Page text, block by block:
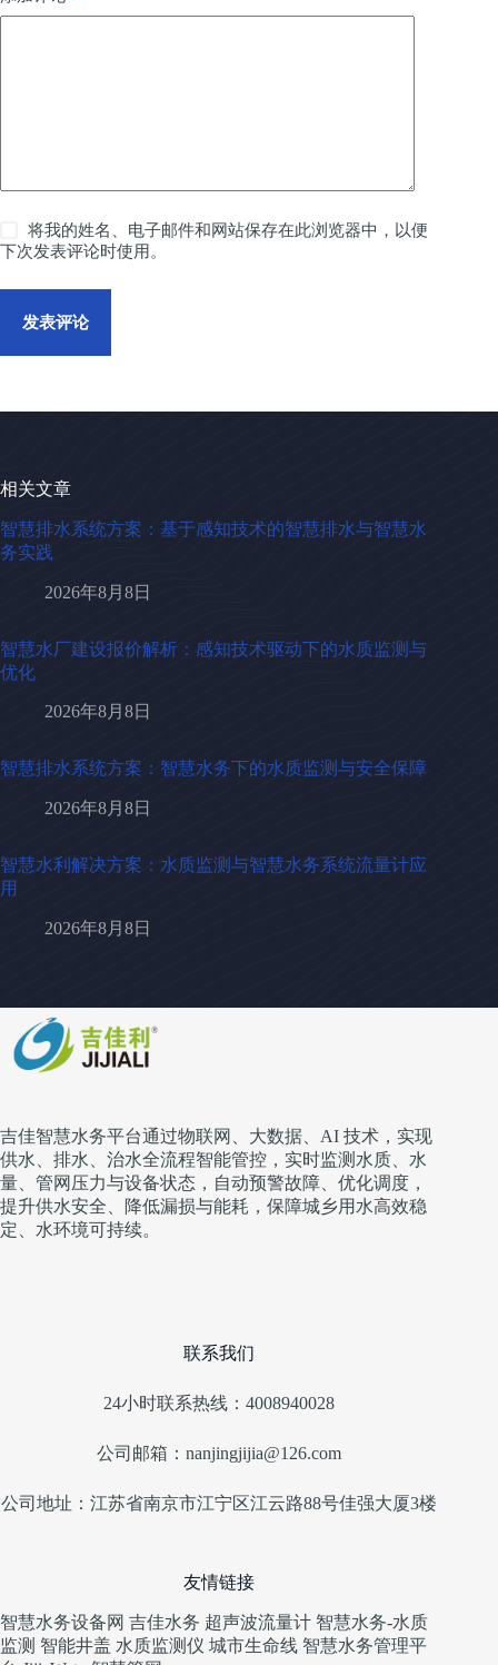
将我的姓名、电子邮件和网站保存在此浏览器中，以便
下次发表评论时使用。
发表评论
相关文章
智慧排水系统方案：基于感知技术的智慧排水与智慧水
务实践
2026年8月8日
智慧水厂建设报价解析：感知技术驱动下的水质监测与
优化
2026年8月8日
智慧排水系统方案：智慧水务下的水质监测与安全保障
2026年8月8日
智慧水利解决方案：水质监测与智慧水务系统流量计应
用
2026年8月8日
吉佳智慧水务平台通过物联网、大数据、AI 技术，实现
供水、排水、治水全流程智能管控，实时监测水质、水
量、管网压力与设备状态，自动预警故障、优化调度，
提升供水安全、降低漏损与能耗，保障城乡用水高效稳
定、水环境可持续。
联系我们
24小时联系热线：4008940028
公司邮箱：nanjingjijia@126.com
公司地址：江苏省南京市江宁区江云路88号佳强大厦3楼
友情链接
智慧水务设备网 吉佳水务 超声波流量计 智慧水务-水质
监测 智能井盖 水质监测仪 城市生命线 智慧水务管理平